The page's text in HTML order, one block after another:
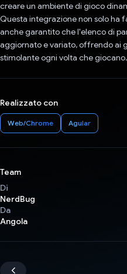
creare un ambiente di gioco
Questa integrazione non solo ha
anche garantito che l'elenco di
aggiornato e variato, offrendo ai
stimolante ogni volta che giocano.
Realizzato con
Web/Chrome Agular
Team
Di
NerdBug
Da
Angola